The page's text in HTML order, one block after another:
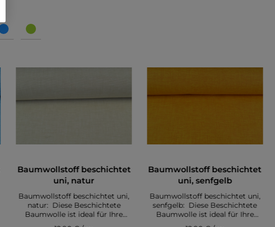
Baumwollstoff beschichtet
uni, natur
Baumwollstoff beschichtet uni,
natur: Diese Beschichtete
Baumwolle ist ideal für Ihre
nächste Tischdecke, Tasche oder
Baumwollstoff beschichtet
uni, senfgelb
Baumwollstoff beschichtet uni,
senfgelb: Diese Beschichtete
Baumwolle ist ideal für Ihre
nächste Tischdecke, Tasche oder